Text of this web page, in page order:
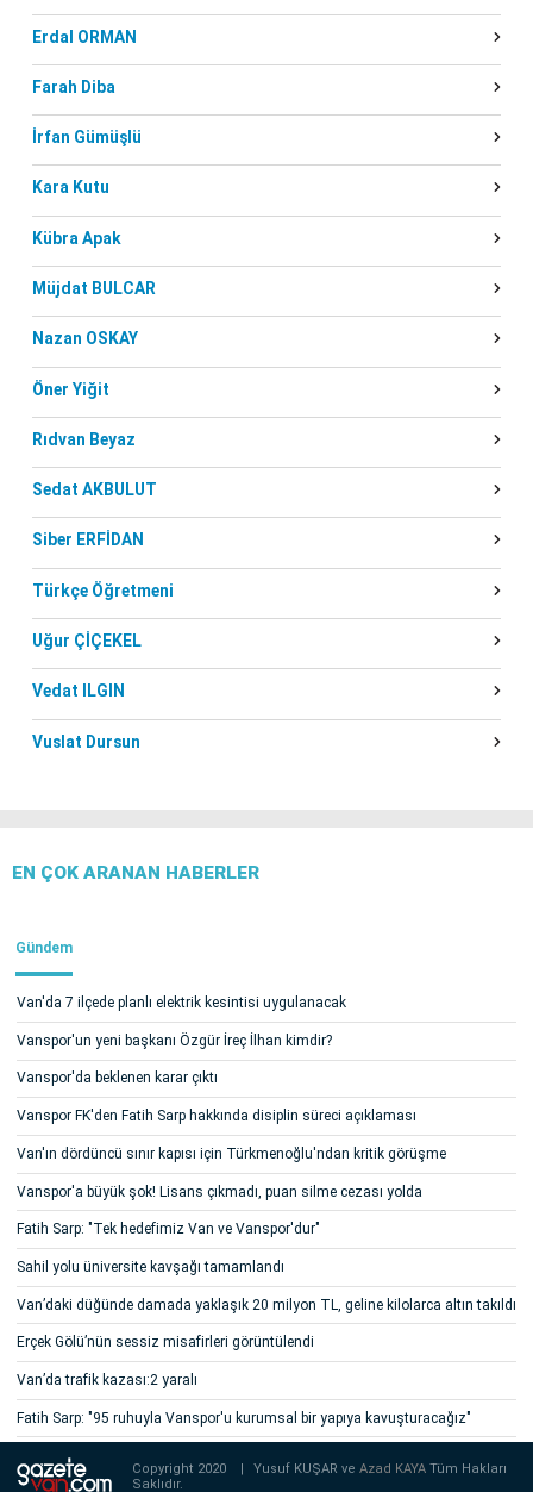
Erdal ORMAN
Farah Diba
İrfan Gümüşlü
Kara Kutu
Kübra Apak
Müjdat BULCAR
Nazan OSKAY
Öner Yiğit
Rıdvan Beyaz
Sedat AKBULUT
Siber ERFİDAN
Türkçe Öğretmeni
Uğur ÇİÇEKEL
Vedat ILGIN
Vuslat Dursun
EN ÇOK ARANAN HABERLER
Gündem
Van'da 7 ilçede planlı elektrik kesintisi uygulanacak
Vanspor'un yeni başkanı Özgür İreç İlhan kimdir?
Vanspor'da beklenen karar çıktı
Vanspor FK'den Fatih Sarp hakkında disiplin süreci açıklaması
Van'ın dördüncü sınır kapısı için Türkmenoğlu'ndan kritik görüşme
Vanspor'a büyük şok! Lisans çıkmadı, puan silme cezası yolda
Fatih Sarp: "Tek hedefimiz Van ve Vanspor'dur"
Sahil yolu üniversite kavşağı tamamlandı
Van’daki düğünde damada yaklaşık 20 milyon TL, geline kilolarca altın takıldı
Erçek Gölü’nün sessiz misafirleri görüntülendi
Van’da trafik kazası:2 yaralı
Fatih Sarp: "95 ruhuyla Vanspor'u kurumsal bir yapıya kavuşturacağız"
Copyright 2020 Yusuf KUŞAR veAzad KAYATüm Hakları
Saklıdır.